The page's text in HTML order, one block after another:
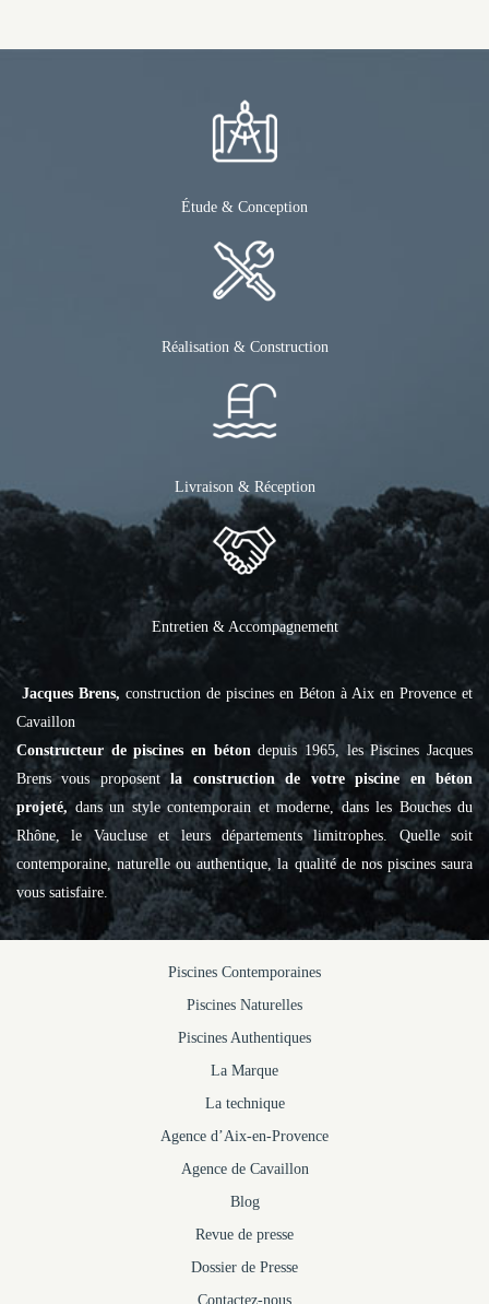
Étude & Conception
Réalisation & Construction
Livraison & Réception
Entretien & Accompagnement
Jacques Brens, construction de piscines en Béton à Aix en Provence et
Cavaillon
Constructeur de piscines en bétondepuis 1965, les Piscines Jacques
Brens vous proposentla construction de votre piscine en béton
projeté, dans un style contemporain et moderne, dans les Bouches du
Rhône, le Vaucluse et leurs départements limitrophes. Quelle soit
contemporaine, naturelle ou authentique, la qualité de nos piscines saura
vous satisfaire.
Piscines Contemporaines
Piscines Naturelles
Piscines Authentiques
La Marque
La technique
Agence d’Aix-en-Provence
Agence de Cavaillon
Blog
Revue de presse
Dossier de Presse
Contactez-nous